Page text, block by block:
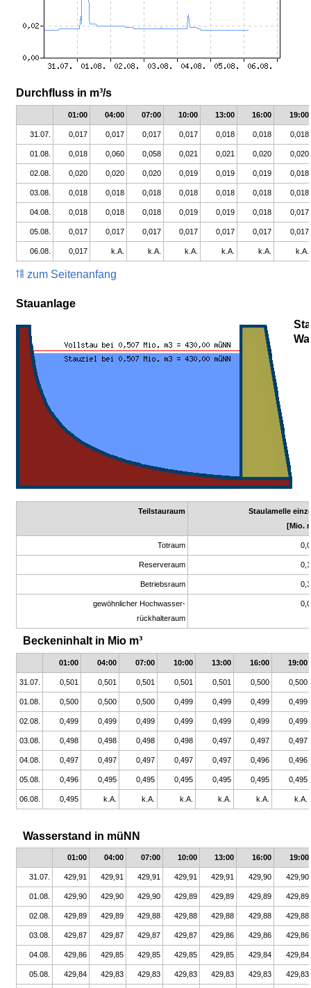
Durchfluss in m³/s
01:00 04:00 07:00 10:00 13:00 16:00 19:00
31.07. 0,017 0,017 0,017 0,017 0,018 0,018 0,018
01.08. 0,018 0,060 0,058 0,021 0,021 0,020 0,020
02.08. 0,020 0,020 0,020 0,019 0,019 0,019 0,018
03.08. 0,018 0,018 0,018 0,018 0,018 0,018 0,018
04.08. 0,018 0,018 0,018 0,019 0,019 0,018 0,017
05.08. 0,017 0,017 0,017 0,017 0,017 0,017 0,017
06.08. 0,017 k.A. k.A. k.A. k.A. k.A. k.A.
zum Seitenanfang
Stauanlage
Teilstauraum
Staulamelle
[Mio.
Totraum
Reserveraum
Betriebsraum
gewöhnlicher Hochwasser-
rückhalteraum
Beckeninhalt in Mio m³
01:00 04:00 07:00 10:00 13:00 16:00 19:00
31.07. 0,501 0,501 0,501 0,501 0,501 0,500 0,500
01.08. 0,500 0,500 0,500 0,499 0,499 0,499 0,499
02.08. 0,499 0,499 0,499 0,499 0,499 0,499 0,499
03.08. 0,498 0,498 0,498 0,498 0,497 0,497 0,497
04.08. 0,497 0,497 0,497 0,497 0,497 0,496 0,496
05.08. 0,496 0,495 0,495 0,495 0,495 0,495 0,495
06.08. 0,495 k.A. k.A. k.A. k.A. k.A. k.A.
Wasserstand in müNN
01:00 04:00 07:00 10:00 13:00 16:00 19:00
31.07. 429,91 429,91 429,91 429,91 429,91 429,90 429,90
01.08. 429,90 429,90 429,90 429,89 429,89 429,89 429,89
02.08. 429,89 429,89 429,88 429,88 429,88 429,88 429,88
03.08. 429,87 429,87 429,87 429,87 429,86 429,86 429,86
04.08. 429,86 429,85 429,85 429,85 429,85 429,84 429,84
05.08. 429,84 429,83 429,83 429,83 429,83 429,83 429,83